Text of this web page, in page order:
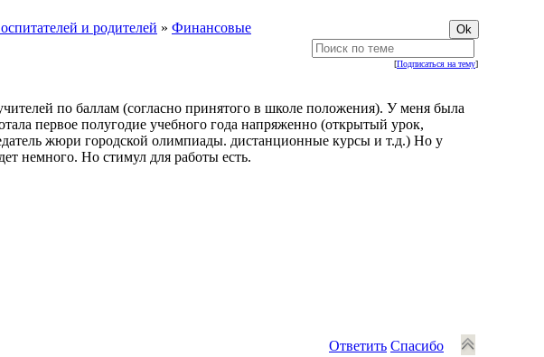
и родителей » Финансовые
[Подписаться на тему]
по баллам (согласно принятого в школе положения). У меня была
первое полугодие учебного года напряженно (открытый урок,
жюри городской олимпиады. дистанционные курсы и т.д.) Но у
немного. Но стимул для работы есть.
Ответить Спасибо